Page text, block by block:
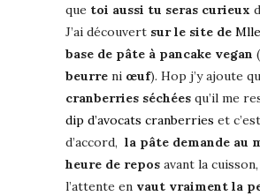
que toi aussi tu seras curieux
J’ai découvert sur le site de
base de pâte à pancake vegan (
beurre ni œuf). Hop j’y ajoute
cranberries séchées qu’il me
dip d’avocats cranberries et
d’accord, la pâte demande au
heure de repos avant la
l’attente en vaut vraiment la